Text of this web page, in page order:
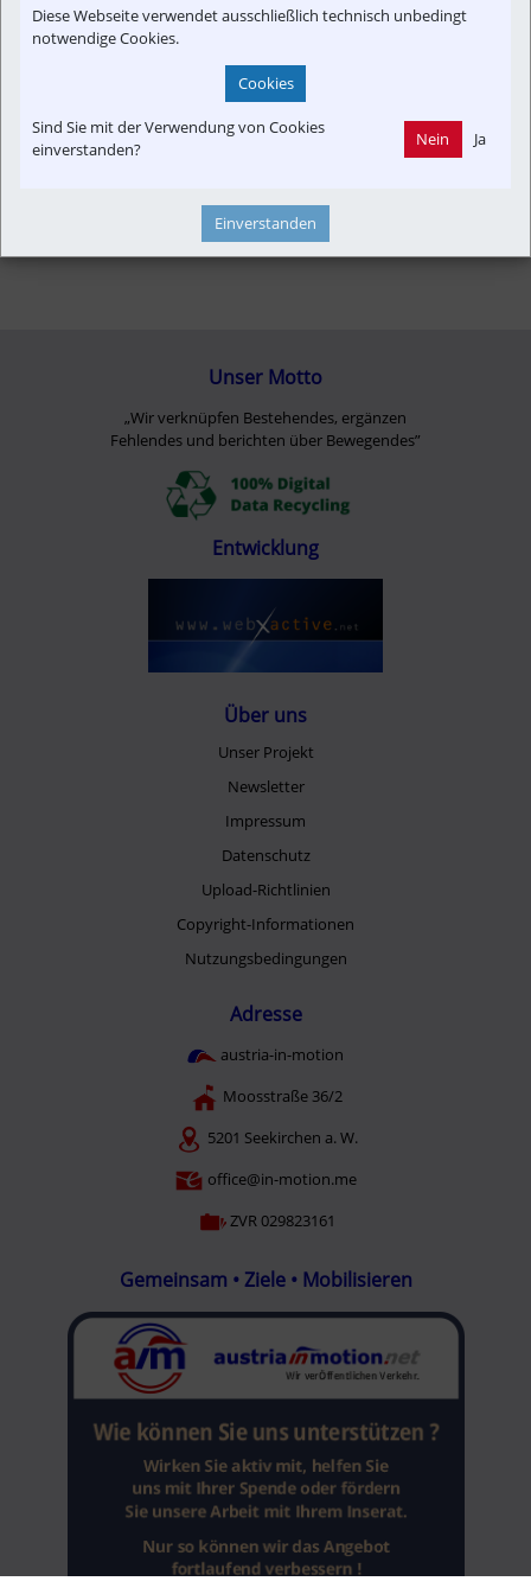
Unser Motto
„Wir verknüpfen Bestehendes, ergänzen
Fehlendes und berichten über Bewegendes”
Entwicklung
Über uns
Unser Projekt
Newsletter
Impressum
Datenschutz
Upload-Richtlinien
Copyright-Informationen
Nutzungsbedingungen
Adresse
austria-in-motion
Moosstraße 36/2
5201 Seekirchen a. W.
office@in-motion.me
ZVR 029823161
Gemeinsam • Ziele • Mobilisieren
Diese Webseite verwendet ausschließlich technisch unbedingt
notwendige Cookies.
Cookies
Sind Sie mit der Verwendung von Cookies
einverstanden?
Nein Ja
Einverstanden